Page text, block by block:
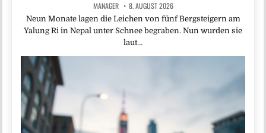
MANAGER 8. AUGUST 2026
Neun Monate lagen die Leichen von fünf Bergsteigern am
Yalung Ri in Nepal unter Schnee begraben. Nun wurden sie
laut…